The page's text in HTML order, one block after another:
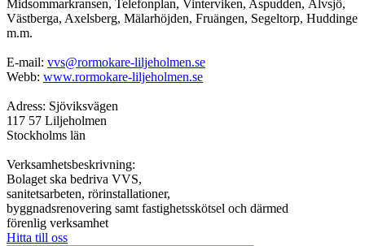
Midsommarkransen, Telefonplan, Vinterviken, Aspudden, Älvsjö,
Västberga, Axelsberg, Mälarhöjden, Fruängen, Segeltorp, Huddinge
m.m.
E-mail: vvs@rormokare-liljeholmen.se
Webb: www.rormokare-liljeholmen.se
Adress: Sjöviksvägen
117 57 Liljeholmen
Stockholms län
Verksamhetsbeskrivning:
Bolaget ska bedriva VVS,
sanitetsarbeten, rörinstallationer,
byggnadsrenovering samt fastighetsskötsel och därmed
förenlig verksamhet
Hitta till oss